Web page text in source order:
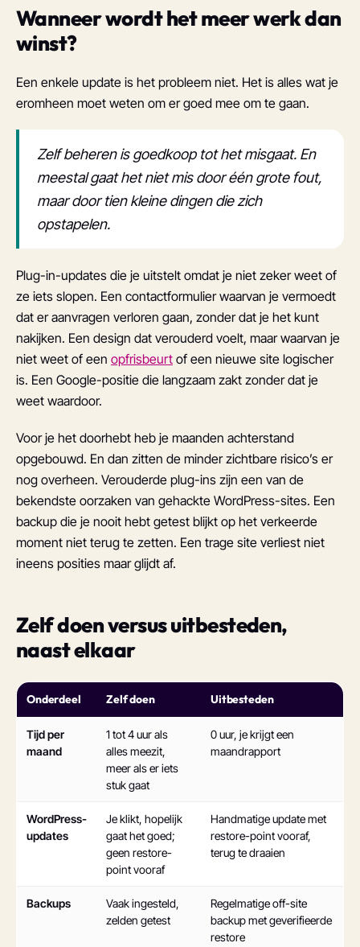
Wanneer wordt het meer werk dan
winst?
Een enkele update is het probleem niet. Het is alles wat je
eromheen moet weten om er goed mee om te gaan.
Zelf beheren is goedkoop tot het misgaat. En
meestal gaat het niet mis door één grote fout,
maar door tien kleine dingen die zich
opstapelen.
Plug-in-updates die je uitstelt omdat je niet zeker weet of
ze iets slopen. Een contactformulier waarvan je vermoedt
dat er aanvragen verloren gaan, zonder dat je het kunt
nakijken. Een design dat verouderd voelt, maar waarvan je
niet weet of een opfrisbeurt of een nieuwe site logischer
is. Een Google-positie die langzaam zakt zonder dat je
weet waardoor.
Voor je het doorhebt heb je maanden achterstand
opgebouwd. En dan zitten de minder zichtbare risico’s er
nog overheen. Verouderde plug-ins zijn een van de
bekendste oorzaken van gehackte WordPress-sites. Een
backup die je nooit hebt getest blijkt op het verkeerde
moment niet terug te zetten. Een trage site verliest niet
ineens posities maar glijdt af.
Zelf doen versus uitbesteden,
naast elkaar
Onderdeel Zelf doen Uitbesteden
Tijd per
maand
1 tot 4 uur als
alles meezit,
meer als er iets
stuk gaat
0 uur, je krijgt een
maandrapport
WordPress-
updates
Je klikt, hopelijk
gaat het goed;
geen restore-
point vooraf
Handmatige update met
restore-point vooraf,
terug te draaien
Backups
Vaak ingesteld,
zelden getest
Regelmatige off-site
backup met geverifieerde
restore